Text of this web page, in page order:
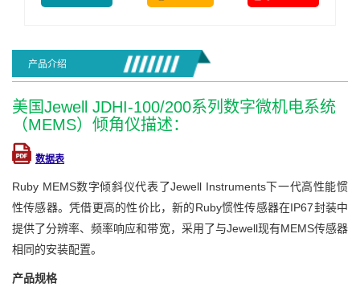
产品介绍
美国Jewell JDHI-100/200系列数字微机电系统
（MEMS）倾角仪描述：
数据表
Ruby MEMS数字倾斜仪代表了Jewell Instruments下一代高性能惯
性传感器。凭借更高的性价比，新的Ruby惯性传感器在IP67封装中
提供了分辨率、频率响应和带宽，采用了与Jewell现有MEMS传感器
相同的安装配置。
产品规格